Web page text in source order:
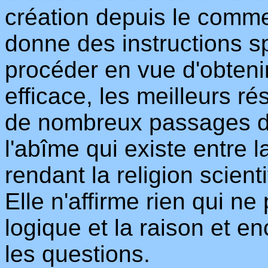
création depuis le
donne des instructions
procéder en vue
efficace, les meilleurs
de nombreux passages
l'abîme qui existe entre
rendant la religion
Elle n'affirme rien qui
logique et la raison et
les questions.